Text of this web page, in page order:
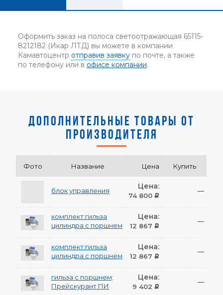
Оформить заказ на полоса светоотражающая 65115-
8212182 (Икар ЛТД) вы можете в компании
Камавтоцентр отправив заявку по почте, а также
по телефону или в офисе компании.
ДОПОЛНИТЕЛЬНЫЕ ТОВАРЫ ОТ
ПРОИЗВОДИТЕЛЯ
Фото Название Цена Купить
блок управления Цена:
74 800 Р
—
комплект:гильза
цилиндра с поршнем
Цена:
12 867 Р
—
комплект:гильза
цилиндра с поршнем
Цена:
12 867 Р
—
гильза с поршнем;
Прейскурант ПИ
Цена:
9 402 Р
—